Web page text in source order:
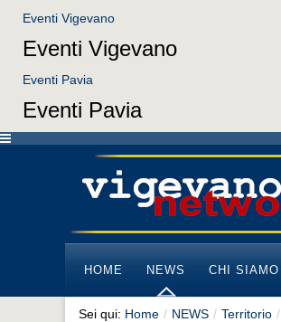
Eventi Vigevano
Eventi Vigevano
Eventi Pavia
Eventi Pavia
HOME NEWS CHI SIAMO
Sei qui: Home / NEWS / Territorio /